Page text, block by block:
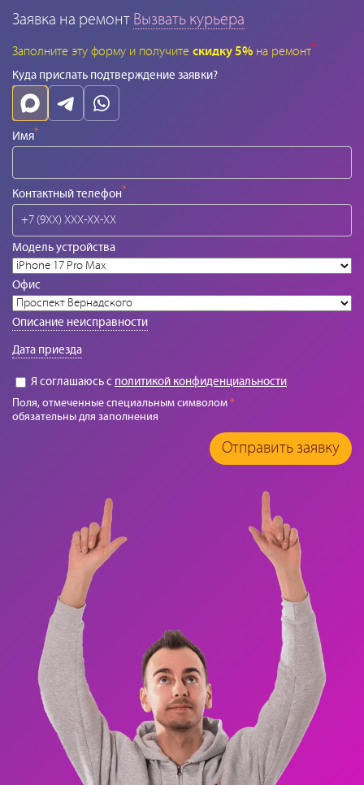
Заявка на ремонт Вызвать курьера
Заполните эту форму и получите скидку 5% на ремонт*
Куда прислать подтверждение заявки?
Имя*
Контактный телефон*
Модель устройства
Офис
Описание неисправности
Дата приезда
Я соглашаюсь с политикой конфиденциальности
Поля, отмеченные специальным символом*
обязательны для заполнения
Отправить заявку